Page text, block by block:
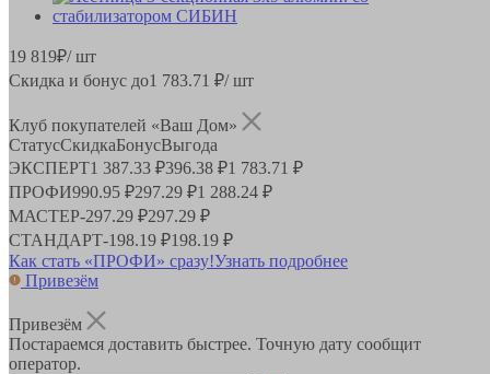
19 819₽/ шт
Скидка и бонус до1 783.71 ₽/ шт
Клуб покупателей «Ваш Дом»
СтатусСкидкаБонусВыгода
ЭКСПЕРТ1 387.33 ₽396.38 ₽1 783.71 ₽
ПРОФИ990.95 ₽297.29 ₽1 288.24 ₽
МАСТЕР-297.29 ₽297.29 ₽
СТАНДАРТ-198.19 ₽198.19 ₽
Как стать «ПРОФИ» сразу!Узнать подробнее
Привезём
Привезём
Постараемся доставить быстрее. Точную дату сообщит
оператор.